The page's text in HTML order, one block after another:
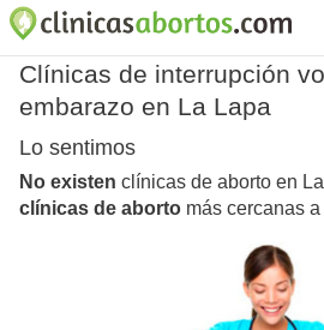
Clínicas de interrupción
embarazo en La Lapa
Lo sentimos
No existen clínicas de aborto en
clínicas de aborto más cercanas